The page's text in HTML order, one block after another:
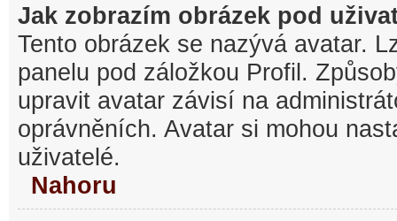
Jak zobrazím obrázek pod
Tento obrázek se nazývá avatar.
panelu pod záložkou Profil.
upravit avatar závisí na
oprávněních. Avatar si mohou
uživatelé.
Nahoru